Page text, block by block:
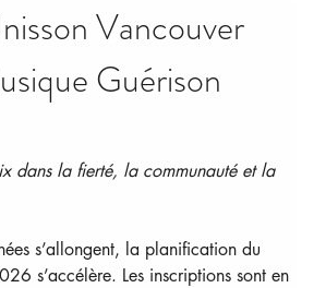
Vancouver
Guérison
dans la fierté, la communauté et la
s’allongent, la planification du
s’accélère. Les inscriptions sont en